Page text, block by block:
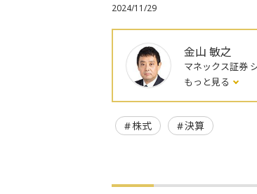
2024/11/29
金山 敏之
マネックス証券
もっと見る
株式 決算